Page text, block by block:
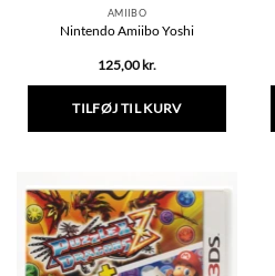
AMIIBO
Nintendo Amiibo Yoshi
125,00 kr.
TILFØJ TIL KURV